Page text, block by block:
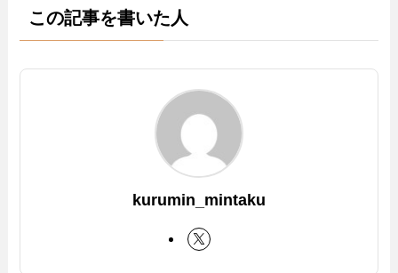
この記事を書いた人
kurumin_mintaku